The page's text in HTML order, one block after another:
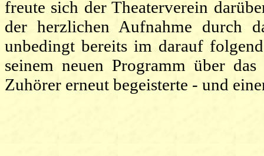
freute sich der Theaterverein
der herzlichen Aufnahme durch
unbedingt bereits im darauf
seinem neuen Programm über
Zuhörer erneut begeisterte - und